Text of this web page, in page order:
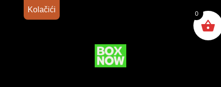
0
Kolačići